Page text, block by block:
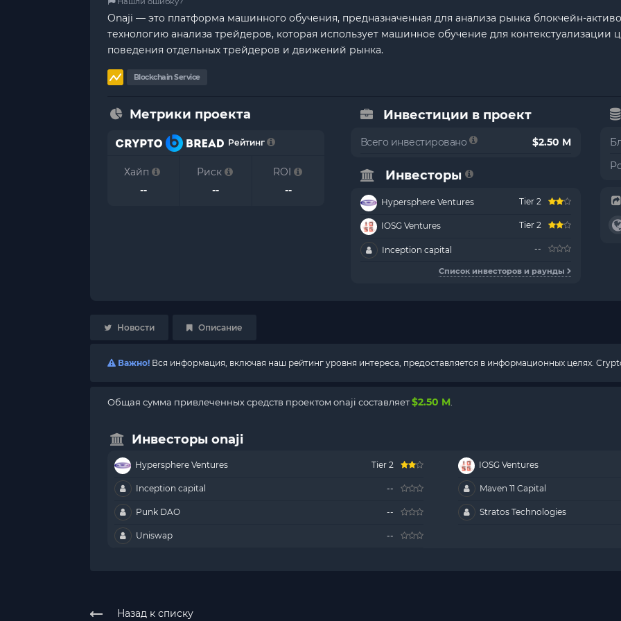
Onaji — это платформа машинного обучения, предназначенная для анализа рынка блокчейн-
технологию анализа трейдеров, которая использует машинное обучение для
поведения отдельных трейдеров и движений рынка.
Blockchain Service
Метрики проекта
Рейтинг
Хайп
--
Риск
--
ROI
--
Инвестиции в проект
Всего инвестировано $2.50 M
Инвесторы
Hypersphere Ventures Tier 2
IOSG Ventures Tier 2
Inception capital --
Список инвесторов и раунды
Новости Описание
Важно! Вся информация, включая наш рейтинг уровня интереса, предоставляется в информационных целях.
Общая сумма привлеченных средств проектом onaji составляет$2.50 M
Инвесторы onaji
Hypersphere Ventures Tier 2 IOSG Ventures
Inception capital -- Maven 11 Capital
Punk DAO -- Stratos Technologies
Uniswap --
Назад к списку